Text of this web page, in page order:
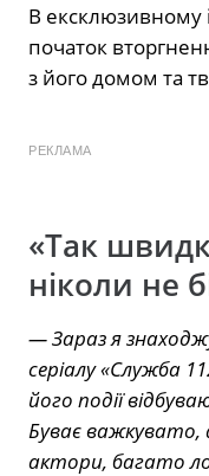
В ексклюзивному
початок
з його домом та
РЕКЛАМА
«Так
ніколи не
— Зараз я
серіалу «Служба
його події
Буває важкувато,
актори, багато